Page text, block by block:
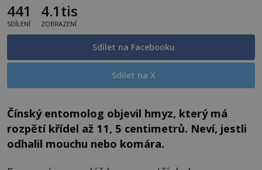
441
SDÍLENÍ
4.1tis
ZOBRAZENÍ
Sdílet na Facebooku
Sdílet na X
Čínský entomolog objevil hmyz, který má
rozpětí křídel až 11, 5 centimetrů. Neví, jestli
odhalil mouchu nebo komára.